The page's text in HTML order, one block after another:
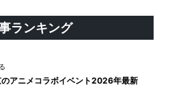
ランキング
のアニメコラボイベント2026年最新